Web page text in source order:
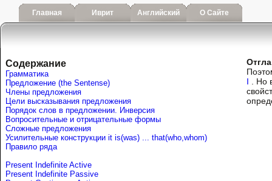
Главная Иврит Английский О Сайте
Содержание
Грамматика
Предложение (the Sentense)
Члены предложения
Цели высказывания предложения
Порядок слов в предложении. Инверсия
Вопросительные и отрицательные формы
Сложные предложения
Усилительные конструкции it is(was) ... that(who,whom)
Правило ряда
Present Indefinite Active
Present Indefinite Passive
I . Но